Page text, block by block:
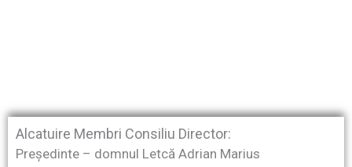
Alcatuire Membri Consiliu Director:
Președinte – domnul Letcă Adrian Marius